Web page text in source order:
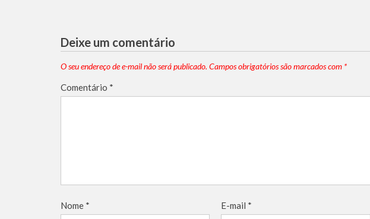
Deixe um comentário
O seu endereço de e-mail não será publicado. Campos obrigatórios são marcados com *
Comentário *
Nome * E-mail *